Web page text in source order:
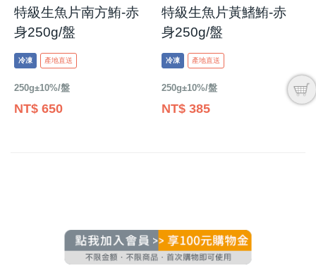
特級生魚片南方鮪-赤
身250g/盤
冷凍 產地直送
250g±10%/盤
NT$ 650
特級生魚片黃鰭鮪-赤
身250g/盤
冷凍 產地直送
250g±10%/盤
NT$ 385